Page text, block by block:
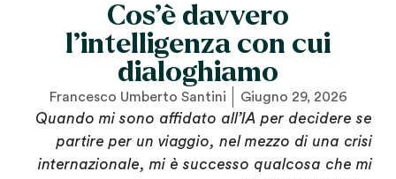
Cos’è davvero
l’intelligenza con cui
dialoghiamo
Francesco Umberto Santini Giugno 29, 2026
Quando mi sono affidato all’IA per decidere se
partire per un viaggio, nel mezzo di una crisi
internazionale, mi è successo qualcosa che mi